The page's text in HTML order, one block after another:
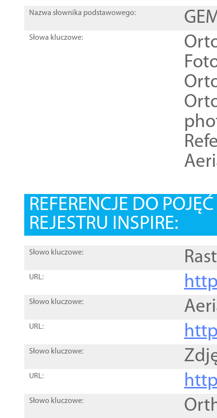
Nazwa słownika podstawowego:
Słowa kluczowe:
REFERENCJE DO
REJESTRU INSPIRE:
Słowo kluczowe:
URL:
Słowo kluczowe:
URL:
Słowo kluczowe:
URL:
Słowo kluczowe: